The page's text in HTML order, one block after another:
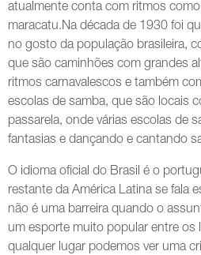
atualmente conta com ritmos
maracatu.Na década de 1930 foi
no gosto da população brasileira,
que são caminhões com grandes
ritmos carnavalescos e também
escolas de samba, que são locais
passarela, onde várias escolas de
fantasias e dançando e cantando
O idioma oficial do Brasil é o
restante da América Latina se fala
não é uma barreira quando o
um esporte muito popular entre os
qualquer lugar podemos ver uma